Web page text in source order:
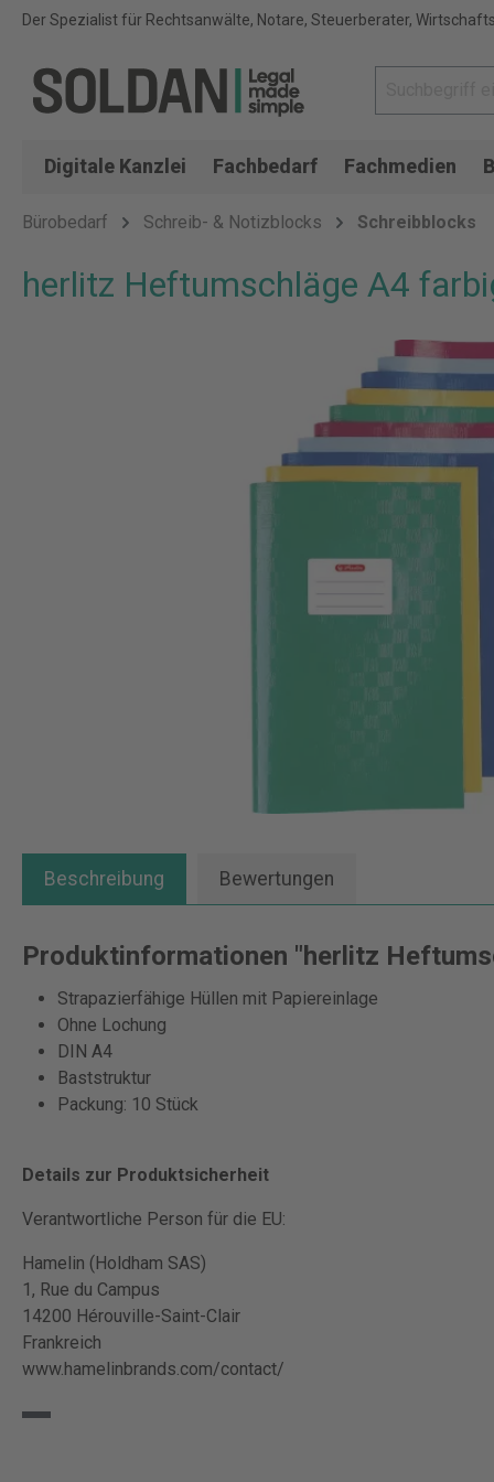
Der Spezialist für Rechtsanwälte, Notare, Steuerberater,
Digitale Kanzlei Fachbedarf Fachmedien
Bürobedarf Schreib- & Notizblocks Schreibblocks
herlitz Heftumschläge A4
Beschreibung Bewertungen
Produktinformationen "herlitz
Strapazierfähige Hüllen mit Papiereinlage
Ohne Lochung
DIN A4
Baststruktur
Packung: 10 Stück
Details zur Produktsicherheit
Verantwortliche Person für die EU:
Hamelin (Holdham SAS)
1, Rue du Campus
14200 Hérouville-Saint-Clair
Frankreich
www.hamelinbrands.com/contact/